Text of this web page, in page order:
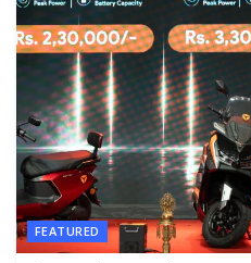
FEATURED